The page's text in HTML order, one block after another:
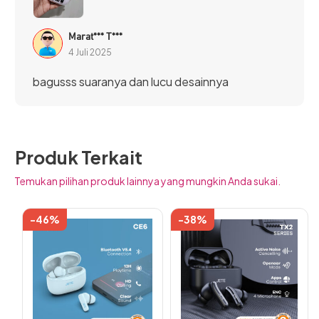
Selain itu, teknologi ini juga memiliki konsumsi daya yang
Marat*** T***
4 Juli 2025
bagusss suaranya dan lucu desainnya
Produk Terkait
Temukan pilihan produk lainnya yang mungkin Anda sukai.
-46%
Produk
memiliki
beberapa
varian.
-38%